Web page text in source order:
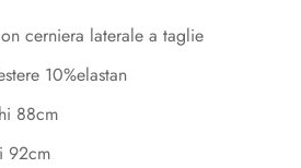
cerniera laterale a taglie
10%elastan
88cm
92cm